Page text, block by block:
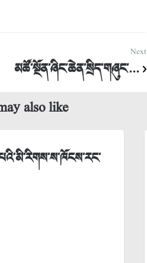
Next
མཚོ་སྔོན་ཞིང་ཆེན་སྲིད་གཞུང་...
also like